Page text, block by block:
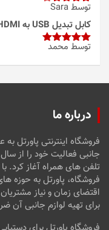
امتیاز4
از 5
توسط Sara
کابل تبدیل USB به HDMI مدل 3in1 HDTV 7562
امتیاز5از
توسط محمد
درباره ما
فروشگاه اینترنتی پاورتل
تلفن های همراه آغاز
فروشگاه، پاورتل به حوزه
اقتضای زمان و نیاز
برای تهیه لوازم جانبی آن